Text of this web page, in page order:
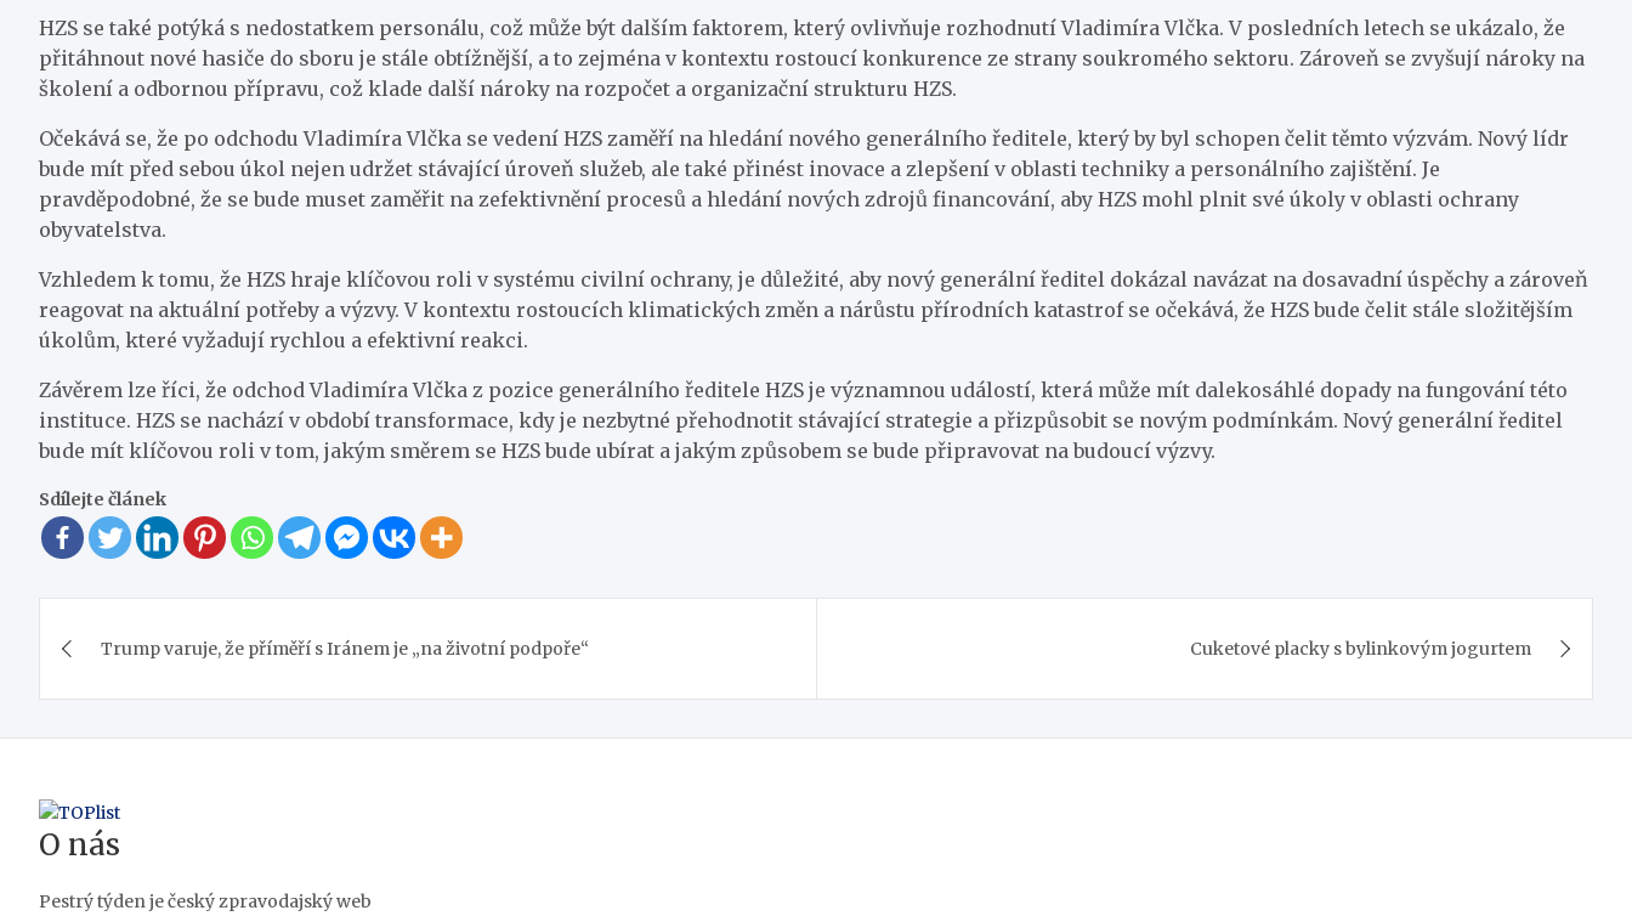
HZS se také potýká s nedostatkem personálu, což může být dalším faktorem, který ovlivňuje rozhodnutí Vladimíra Vlčka. V posledních letech se ukázalo, že
přitáhnout nové hasiče do sboru je stále obtížnější, a to zejména v kontextu rostoucí konkurence ze strany soukromého sektoru. Zároveň se zvyšují nároky na
školení a odbornou přípravu, což klade další nároky na rozpočet a organizační strukturu HZS.
Očekává se, že po odchodu Vladimíra Vlčka se vedení HZS zaměří na hledání nového generálního ředitele, který by byl schopen čelit těmto výzvám. Nový lídr
bude mít před sebou úkol nejen udržet stávající úroveň služeb, ale také přinést inovace a zlepšení v oblasti techniky a personálního zajištění. Je
pravděpodobné, že se bude muset zaměřit na zefektivnění procesů a hledání nových zdrojů financování, aby HZS mohl plnit své úkoly v oblasti ochrany
obyvatelstva.
Vzhledem k tomu, že HZS hraje klíčovou roli v systému civilní ochrany, je důležité, aby nový generální ředitel dokázal navázat na dosavadní úspěchy a zároveň
reagovat na aktuální potřeby a výzvy. V kontextu rostoucích klimatických změn a nárůstu přírodních katastrof se očekává, že HZS bude čelit stále složitějším
úkolům, které vyžadují rychlou a efektivní reakci.
Závěrem lze říci, že odchod Vladimíra Vlčka z pozice generálního ředitele HZS je významnou událostí, která může mít dalekosáhlé dopady na fungování této
instituce. HZS se nachází v období transformace, kdy je nezbytné přehodnotit stávající strategie a přizpůsobit se novým podmínkám. Nový generální ředitel
bude mít klíčovou roli v tom, jakým směrem se HZS bude ubírat a jakým způsobem se bude připravovat na budoucí výzvy.
Sdílejte článek
pro
Trump varuje, že příměří s Iránem je „na životní podpoře“ Cuketové placky s bylinkovým jogurtem
O nás
Pestrý týden je český zpravodajský web